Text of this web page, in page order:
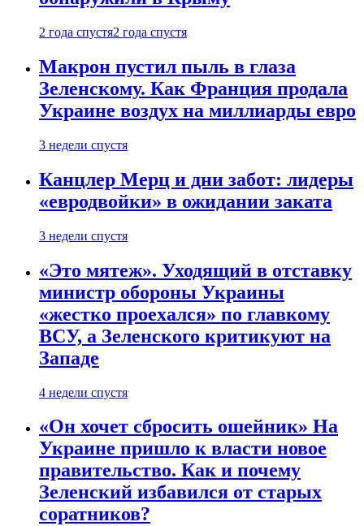
2 года спустя2 года спустя
Макрон пустил пыль в глаза
Зеленскому. Как Франция продала
Украине воздух на миллиарды евро
3 недели спустя
Канцлер Мерц и дни забот: лидеры
«евродвойки» в ожидании заката
3 недели спустя
«Это мятеж». Уходящий в отставку
министр обороны Украины
«жестко проехался» по главкому
ВСУ, а Зеленского критикуют на
Западе
4 недели спустя
«Он хочет сбросить ошейник» На
Украине пришло к власти новое
правительство. Как и почему
Зеленский избавился от старых
соратников?